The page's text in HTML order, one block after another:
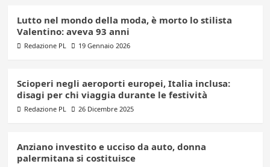
Lutto nel mondo della moda, è morto lo stilista
Valentino: aveva 93 anni
Redazione PL 19 Gennaio 2026
Scioperi negli aeroporti europei, Italia inclusa:
disagi per chi viaggia durante le festività
Redazione PL 26 Dicembre 2025
Anziano investito e ucciso da auto, donna
palermitana si costituisce